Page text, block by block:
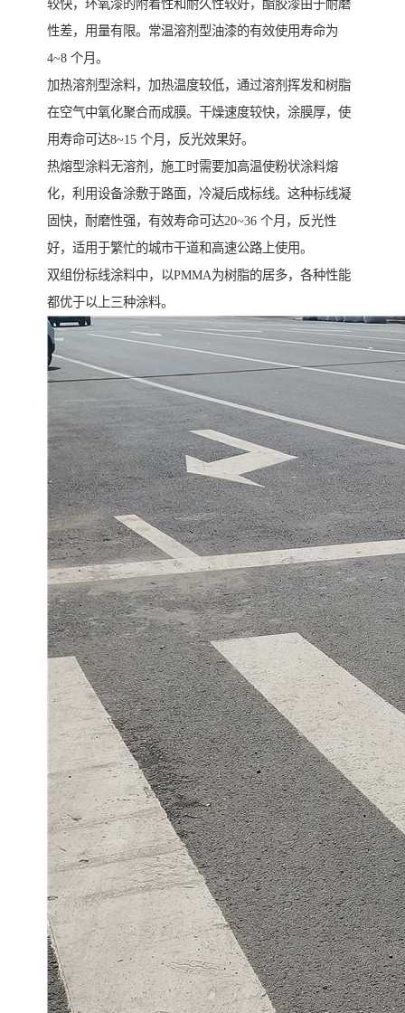
较快，环氧漆的附着性和耐久性较好，酯胶漆由于耐磨
性差，用量有限。常温溶剂型油漆的有效使用寿命为
4~8 个月。
加热溶剂型涂料，加热温度较低，通过溶剂挥发和树脂
在空气中氧化聚合而成膜。干燥速度较快，涂膜厚，使
用寿命可达8~15 个月，反光效果好。
热熔型涂料无溶剂，施工时需要加高温使粉状涂料熔
化，利用设备涂敷于路面，冷凝后成标线。这种标线凝
固快，耐磨性强，有效寿命可达20~36 个月，反光性
好，适用于繁忙的城市干道和高速公路上使用。
双组份标线涂料中，以PMMA为树脂的居多，各种性能
都优于以上三种涂料。